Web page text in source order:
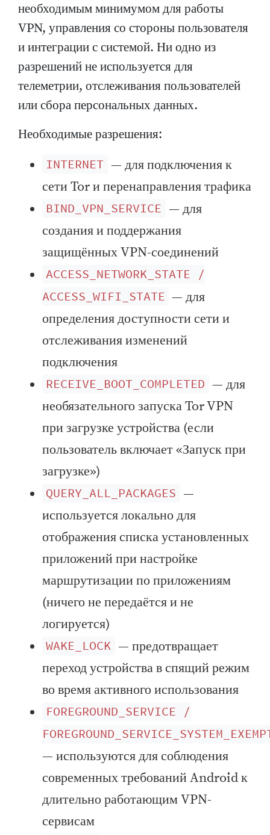
необходимым минимумом для работы
VPN, управления со стороны пользователя
и интеграции с системой. Ни одно из
разрешений не используется для
телеметрии, отслеживания пользователей
или сбора персональных данных.
Необходимые разрешения:
INTERNET — для подключения к
сети Tor и перенаправления трафика
BIND_VPN_SERVICE — для
создания и поддержания
защищённых VPN-соединений
ACCESS_NETWORK_STATE /
ACCESS_WIFI_STATE — для
определения доступности сети и
отслеживания изменений
подключения
RECEIVE_BOOT_COMPLETED — для
необязательного запуска Tor VPN
при загрузке устройства (если
пользователь включает «Запуск при
загрузке»)
QUERY_ALL_PACKAGES —
используется локально для
отображения списка установленных
приложений при настройке
маршрутизации по приложениям
(ничего не передаётся и не
логируется)
WAKE_LOCK — предотвращает
переход устройства в спящий режим
во время активного использования
FOREGROUND_SERVICE /
— используются для соблюдения
современных требований Android к
длительно работающим VPN-
сервисам